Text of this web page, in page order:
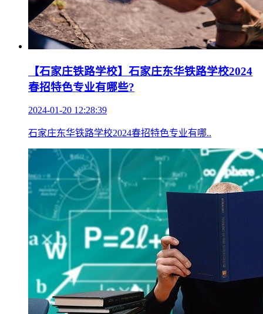
【石家庄会计学校】河北经济管理学校组织会
计专业中高职衔接课程设置研讨会
2024-01-20 14:46:22
【河北高职单招，河北高职单招网，河北经..